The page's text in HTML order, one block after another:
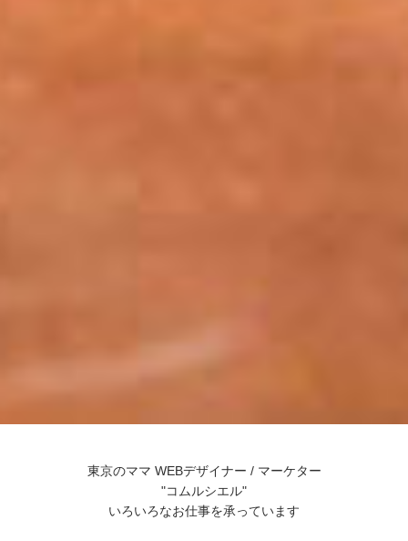
東京のママ WEBデザイナー / マーケター
"コムルシエル"
いろいろなお仕事を承っています